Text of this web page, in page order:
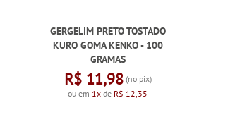
GERGELIM PRETO TOSTADO
KURO GOMA KENKO - 100
GRAMAS
R$ 11,98(no pix)
ou em 1x de R$ 12,35